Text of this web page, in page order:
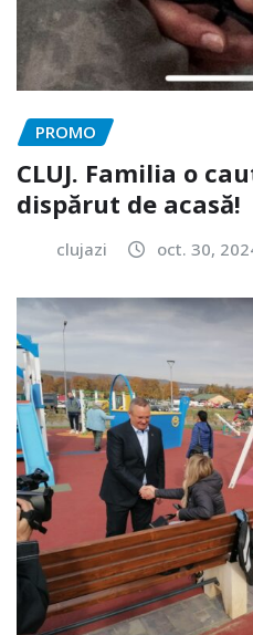
PROMO
CLUJ. Familia o
dispărut de acasă!
clujazi oct. 30,